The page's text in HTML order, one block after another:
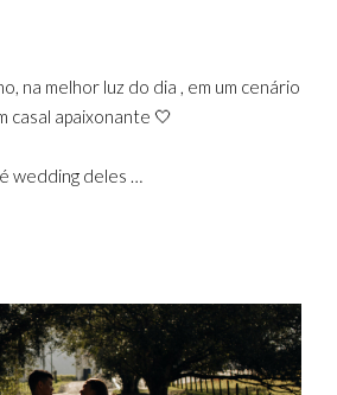
na melhor luz do dia , em um cenário
casal apaixonante 🤍
wedding deles …